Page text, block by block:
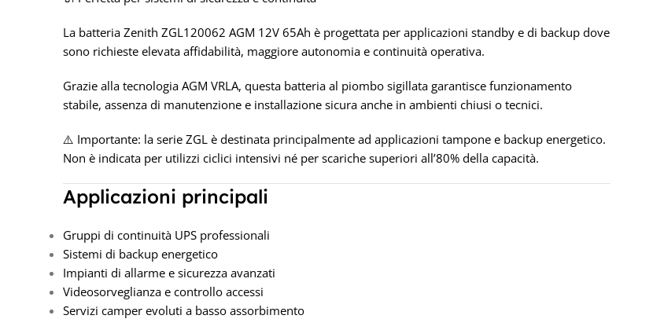
La batteria Zenith ZGL120062 AGM 12V 65Ah è progettata per applicazioni standby e di backup dove
sono richieste elevata affidabilità, maggiore autonomia e continuità operativa.
Grazie alla tecnologia AGM VRLA, questa batteria al piombo sigillata garantisce funzionamento
stabile, assenza di manutenzione e installazione sicura anche in ambienti chiusi o tecnici.
⚠️ Importante: la serie ZGL è destinata principalmente ad applicazioni tampone e backup energetico.
Non è indicata per utilizzi ciclici intensivi né per scariche superiori all’80% della capacità.
Applicazioni principali
Gruppi di continuità UPS professionali
Sistemi di backup energetico
Impianti di allarme e sicurezza avanzati
Videosorveglianza e controllo accessi
Servizi camper evoluti a basso assorbimento